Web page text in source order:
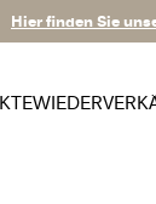
Hier finden Sie